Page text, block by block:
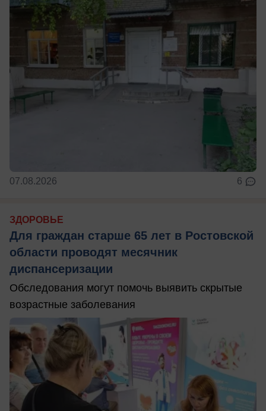
07.08.2026 6
ЗДОРОВЬЕ
Для граждан старше 65 лет в Ростовской
области проводят месячник
диспансеризации
Обследования могут помочь выявить скрытые
возрастные заболевания